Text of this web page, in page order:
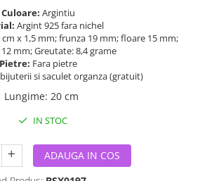
Culoare: Argintiu
Argint 925 fara nichel
cm x 1,5 mm; frunza 19 mm; floare 15 mm;
mm; Greutate: 8,4 grame
Pietre: Fara pietre
si saculet organza (gratuit)
Lungime: 20 cm
IN STOC
ADAUGA IN COS